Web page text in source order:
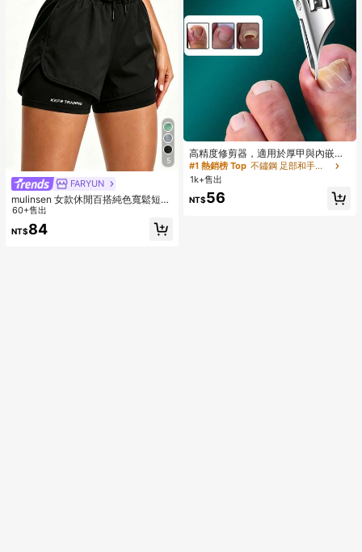
5
FARYUN
mulinsen 女款休閒百搭純色寬鬆短
褲，夏季運動 2 合 1 跑步健身訓練運
動短褲
60+售出
NT$84
高精度修剪器，適用於厚甲與內嵌
甲，高品質不鏽鋼材質，配備柔軟手
柄與25度斜角超鋒利刀片，專為長輩
設計的厚甲剪，具防濺功能，適合老
年人
#1 熱銷榜 Top
不鏽鋼 足部和手部護理工具
1k+售出
NT$56